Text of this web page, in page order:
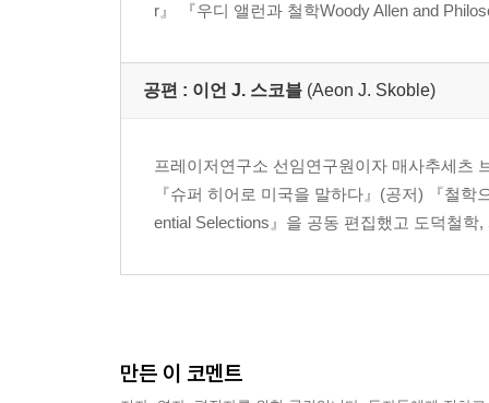
r』 『우디 앨런과 철학Woody Allen and
공편 : 이언 J. 스코블 (Aeon J. Skoble)
프레이저연구소 선임연구원이자 매사추세츠
『슈퍼 히어로 미국을 말하다』(공저) 『철
ential Selections』을 공동 편집했고 도덕철
만든 이 코멘트